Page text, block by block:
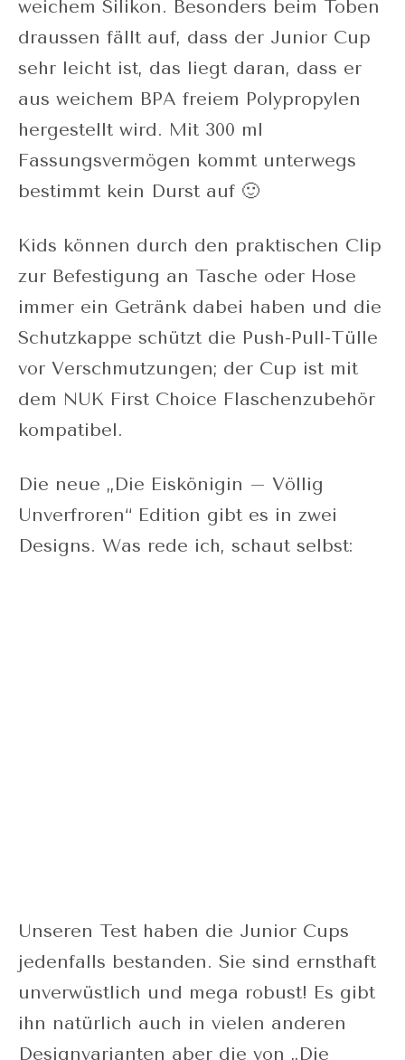
weichem Silikon. Besonders beim Toben
draussen fällt auf, dass der Junior Cup
sehr leicht ist, das liegt daran, dass er
aus weichem BPA freiem Polypropylen
hergestellt wird. Mit 300 ml
Fassungsvermögen kommt unterwegs
bestimmt kein Durst auf 🙂
Kids können durch den praktischen Clip
zur Befestigung an Tasche oder Hose
immer ein Getränk dabei haben und die
Schutzkappe schützt die Push-Pull-Tülle
vor Verschmutzungen; der Cup ist mit
dem NUK First Choice Flaschenzubehör
kompatibel.
Die neue „Die Eiskönigin – Völlig
Unverfroren“ Edition gibt es in zwei
Designs. Was rede ich, schaut selbst:
Unseren Test haben die Junior Cups
jedenfalls bestanden. Sie sind ernsthaft
unverwüstlich und mega robust! Es gibt
ihn natürlich auch in vielen anderen
Designvarianten aber die von „Die